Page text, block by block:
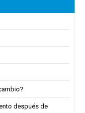
después de